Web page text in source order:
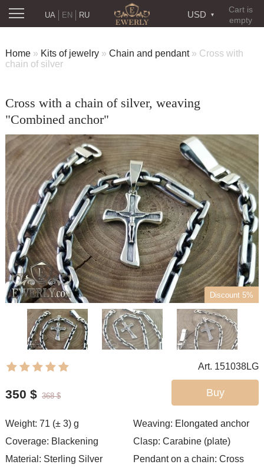
Cart is
empty
USD
RU
UA EN
Home » Kits of jewelry » Chain and pendant» Cross with
chain of silver
Cross with a chain of silver, weaving
"Combined anchor"
Discount 5%
Art. 151038LG
Buy
350 $ 368 $
Weight: 71 (± 3) g Weaving: Elongated anchor
Coverage: Blackening
Clasp: Carabine (plate)
Material: Sterling Silver
Pendant on a chain: Cross